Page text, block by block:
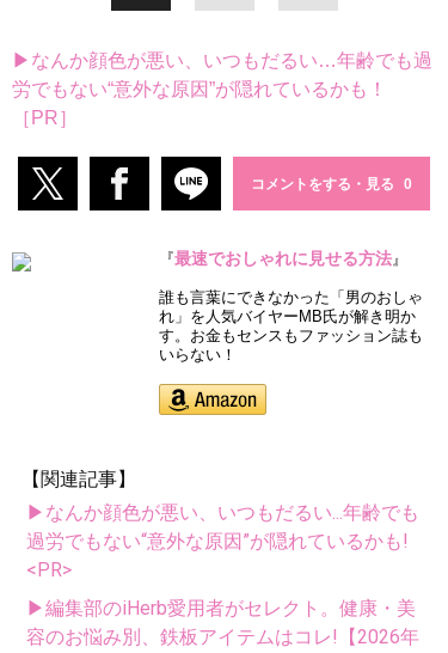
▶なんか顔色が悪い、いつもだるい…年齢でも過
労でもない“意外な原因”が隠れているかも！
［PR］
コメントをする・見る
『最速でおしゃれに見せる方法 』
誰も言葉にできなかった「男のおしゃ
れ」を人気バイヤーMB氏が解き明か
す。お金もセンスもファッション誌も
いらない！
【関連記事】
▶なんか顔色が悪い、いつもだるい...年齢でも
過労でもない“意外な原因”が隠れているかも!
<PR>
▶編集部のiHerb愛用者がセレクト。健康・美
容のお悩み別、鉄板アイテムはコレ!【2026年